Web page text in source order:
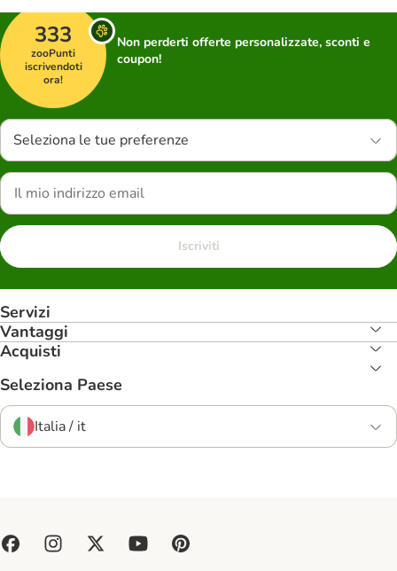
333
zooPunti
iscrivendoti
ora!
Non perderti offerte personalizzate, sconti e
coupon!
Seleziona le tue preferenze
Iscriviti
Servizi
Vantaggi
Acquisti
Seleziona Paese
Italia / it